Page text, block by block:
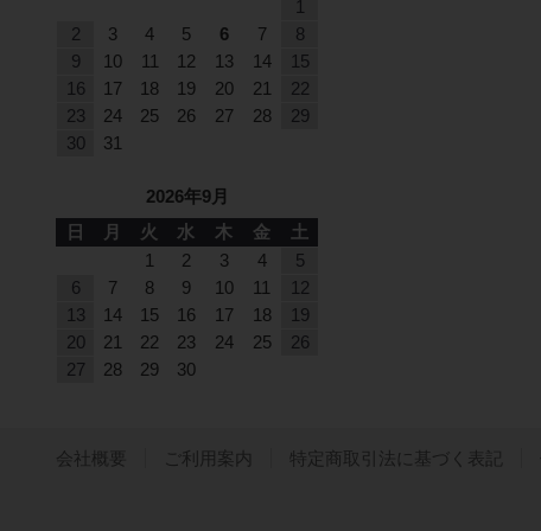
1
2
3 4 5 6 7
8
9
10 11 12 13 14
15
16
17 18 19 20 21
22
23
24 25 26 27 28
29
30
31
2026年9月
日
月 火 水 木 金
土
1
2 3 4
5
6
7 8 9 10 11
12
13
14 15 16 17 18
19
20
21 22 23 24 25
26
27
28 29 30
会社概要 ご利用案内 特定商取引法に基づく表記